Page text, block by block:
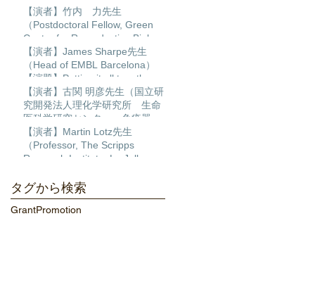
【演者】竹内 力先生
（Postdoctoral Fellow, Green
Center for Reproductive Biology
Sciences, University of Texas
Southwestern ）【演題】
Transcription factor regulatory
networks during human cardiac
differentiation
【演者】James Sharpe先生
（Head of EMBL Barcelona）
【演題】Putting it all together:
Building a 4D multiscale model
of limb development
【演者】古関 明彦先生（国立研
究開発法人理化学研究所 生命
医科学研究センター 免疫器官
形成研究チーム チームディレ
クター）【演題】ポリコム群の
発生過程とDNA損傷修復におけ
【演者】Martin Lotz先生
（Professor, The Scripps
Research Institute, La Jolla,
DIMENSIONAL ANALYSIS OF
THE HUMAN KNEE AS AN
ORGAN TO DISCOVER
タグから検索
GrantPromotion